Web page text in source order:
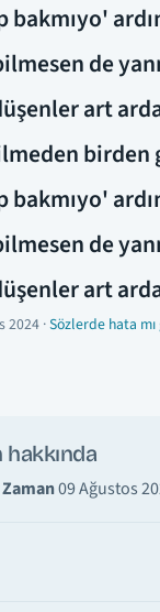
bakmıyo'
de
art
birden
bakmıyo'
de
art
2024 ·Sözlerde hata
09 Ağustos